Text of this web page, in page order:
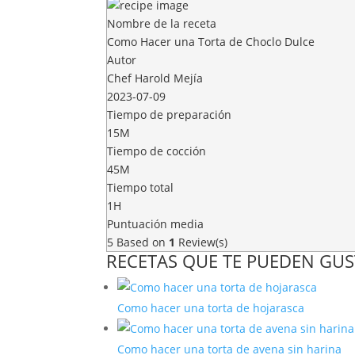
Nombre de la receta
Como Hacer una Torta de Choclo Dulce
Autor
Chef Harold Mejía
2023-07-09
Tiempo de preparación
15M
Tiempo de cocción
45M
Tiempo total
1H
Puntuación media
5 Based on 1 Review(s)
RECETAS QUE TE PUEDEN
Como hacer una torta de hojarasca
Como hacer una torta de avena sin harina